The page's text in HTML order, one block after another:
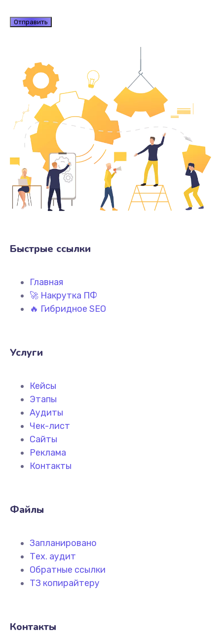
Быстрые ссылки
Главная
🚀 Накрутка ПФ
🔥 Гибридное SEO
Услуги
Кейсы
Этапы
Аудиты
Чек-лист
Сайты
Реклама
Контакты
Файлы
Запланировано
Тех. аудит
Обратные ссылки
ТЗ копирайтеру
Контакты